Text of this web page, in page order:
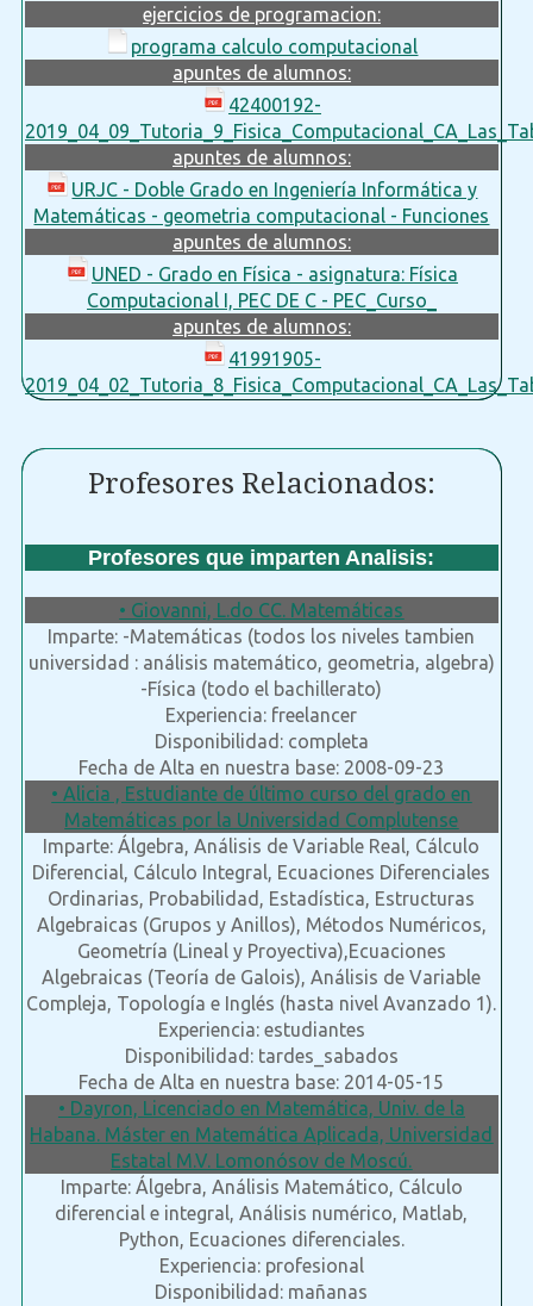
ejercicios de programacion:
programa calculo computacional
apuntes de alumnos:
42400192-
apuntes de alumnos:
URJC - Doble Grado en Ingeniería Informática y
Matemáticas - geometria computacional - Funciones
apuntes de alumnos:
UNED - Grado en Física - asignatura: Física
Computacional I, PEC DE C - PEC_Curso_
apuntes de alumnos:
41991905-
Profesores Relacionados:
Profesores que imparten Analisis:
• Giovanni, L.do CC. Matemáticas
Imparte: -Matemáticas (todos los niveles tambien
universidad : análisis matemático, geometria, algebra)
-Física (todo el bachillerato)
Experiencia: freelancer
Disponibilidad: completa
Fecha de Alta en nuestra base: 2008-09-23
• Alicia , Estudiante de último curso del grado en
Matemáticas por la Universidad Complutense
Imparte: Álgebra, Análisis de Variable Real, Cálculo
Diferencial, Cálculo Integral, Ecuaciones Diferenciales
Ordinarias, Probabilidad, Estadística, Estructuras
Algebraicas (Grupos y Anillos), Métodos Numéricos,
Geometría (Lineal y Proyectiva),Ecuaciones
Algebraicas (Teoría de Galois), Análisis de Variable
Compleja, Topología e Inglés (hasta nivel Avanzado 1).
Experiencia: estudiantes
Disponibilidad: tardes_sabados
Fecha de Alta en nuestra base: 2014-05-15
• Dayron, Licenciado en Matemática, Univ. de la
Habana. Máster en Matemática Aplicada, Universidad
Estatal M.V. Lomonósov de Moscú.
Imparte: Álgebra, Análisis Matemático, Cálculo
diferencial e integral, Análisis numérico, Matlab,
Python, Ecuaciones diferenciales.
Experiencia: profesional
Disponibilidad: mañanas